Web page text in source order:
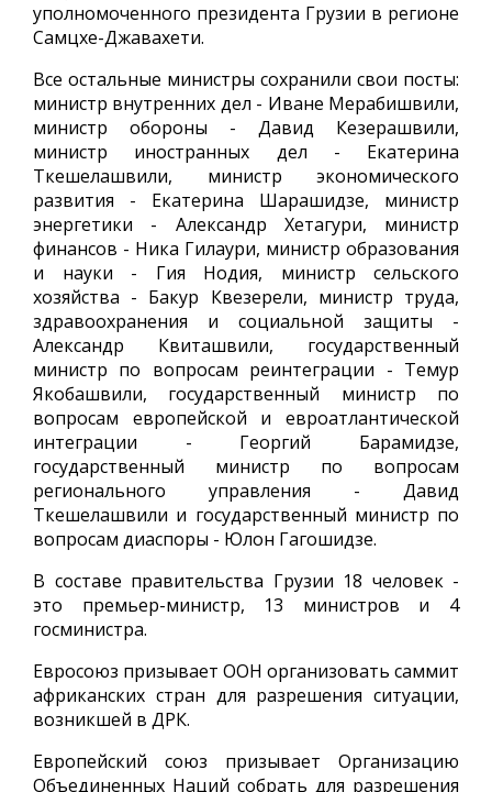
уполномоченного президента Грузии в регионе
Самцхе-Джавахети.
Все остальные министры сохранили свои посты:
министр внутренних дел - Иване Мерабишвили,
министр обороны - Давид Кезерашвили,
министр иностранных дел - Екатерина
Ткешелашвили, министр экономического
развития - Екатерина Шарашидзе, министр
энергетики - Александр Хетагури, министр
финансов - Ника Гилаури, министр образования
и науки - Гия Нодия, министр сельского
хозяйства - Бакур Квезерели, министр труда,
здравоохранения и социальной защиты -
Александр Квиташвили, государственный
министр по вопросам реинтеграции - Темур
Якобашвили, государственный министр по
вопросам европейской и евроатлантической
интеграции - Георгий Барамидзе,
государственный министр по вопросам
регионального управления - Давид
Ткешелашвили и государственный министр по
вопросам диаспоры - Юлон Гагошидзе.
В составе правительства Грузии 18 человек -
это премьер-министр, 13 министров и 4
госминистра.
Евросоюз призывает ООН организовать саммит
африканских стран для разрешения ситуации,
возникшей в ДРК.
Европейский союз призывает Организацию
Объединенных Наций собрать для разрешения